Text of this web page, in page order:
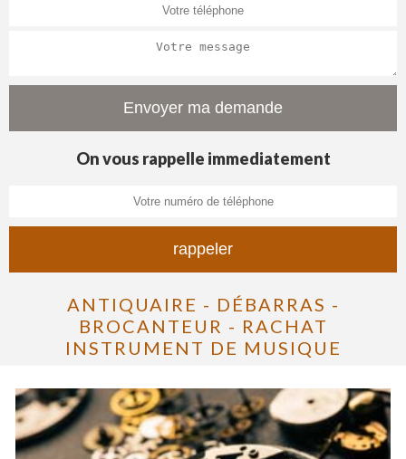
On vous rappelle immediatement
ANTIQUAIRE - DÉBARRAS -
BROCANTEUR - RACHAT
INSTRUMENT DE MUSIQUE